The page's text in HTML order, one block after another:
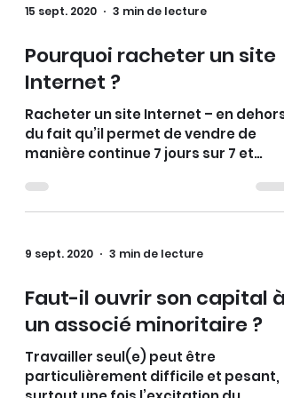
15 sept. 2020 3 min de lecture
Pourquoi racheter un site
Internet ?
Racheter un site Internet – en dehors
du fait qu’il permet de vendre de
manière continue 7 jours sur 7 et
9 sept. 2020 3 min de lecture
Faut-il ouvrir son capital à
un associé minoritaire ?
Travailler seul(e) peut être
particulièrement difficile et pesant,